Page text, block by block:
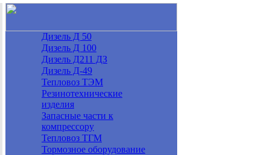
Дизель Д 50
Дизель Д 100
Дизель Д211 ДЗ
Дизель Д-49
Тепловоз ТЭМ
Резинотехнические
изделия
Запасные части к
компрессору
Тепловоз ТГМ
Тормозное оборудование